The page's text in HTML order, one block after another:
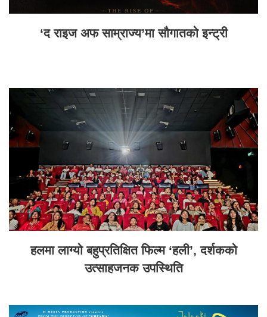
‘द राइज अफ साम्राज्य’मा सौगातको इन्ट्री
हलमा लाग्यो बहुप्रतिक्षित फिल्म ‘हली’, दर्शकको
उत्साहजनक उपस्थिति